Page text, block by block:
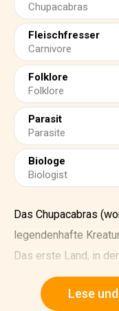
Chupacabras
Fleischfresser
Carnivore
Folklore
Folklore
Parasit
Parasite
Biologe
Biologist
Das Chupacabras
legendenhafte
Das erste Land, in
Rico. Der Name
des Tieres, das
Lese